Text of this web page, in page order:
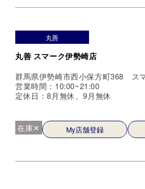
丸善
丸善 スマーク伊勢崎店
群馬県伊勢崎市西小保方町368 ス
営業時間：10:00~21:00
定休日：8月無休、9月無休
在庫✕ My店舗登録